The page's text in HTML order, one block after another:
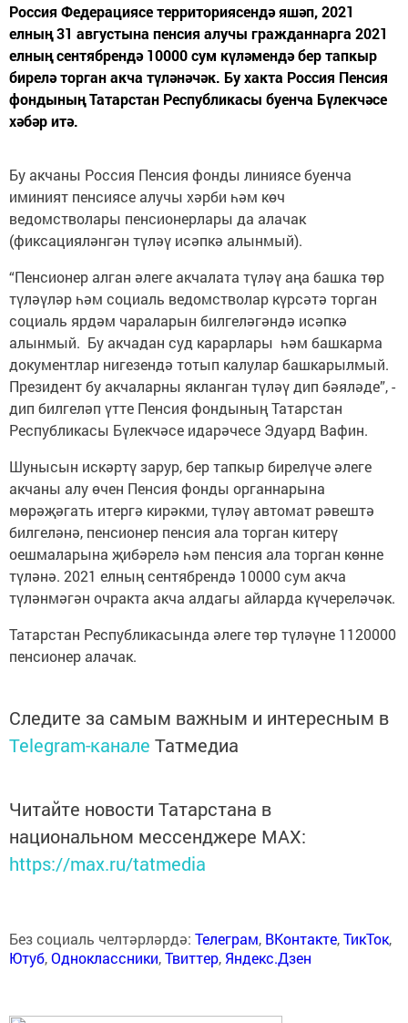
Россия Федерациясе территориясендә яшәп, 2021
елның 31 августына пенсия алучы гражданнарга 2021
елның сентябрендә 10000 сум күләмендә бер тапкыр
бирелә торган акча түләнәчәк. Бу хакта Россия Пенсия
фондының Татарстан Республикасы буенча Бүлекчәсе
хәбәр итә.
Бу акчаны Россия Пенсия фонды линиясе буенча
иминият пенсиясе алучы хәрби һәм көч
ведомстволары пенсионерлары да алачак
(фиксацияләнгән түләү исәпкә алынмый).
“Пенсионер алган әлеге акчалата түләү аңа башка төр
түләүләр һәм социаль ведомстволар күрсәтә торган
социаль ярдәм чараларын билгеләгәндә исәпкә
алынмый. Бу акчадан суд карарлары һәм башкарма
документлар нигезендә тотып калулар башкарылмый.
Президент бу акчаларны якланган түләү дип бәяләде”, -
дип билгеләп үтте Пенсия фондының Татарстан
Республикасы Бүлекчәсе идарәчесе Эдуард Вафин.
Шунысын искәртү зарур, бер тапкыр бирелүче әлеге
акчаны алу өчен Пенсия фонды органнарына
мөрәҗәгать итергә кирәкми, түләү автомат рәвештә
билгеләнә, пенсионер пенсия ала торган китерү
оешмаларына җибәрелә һәм пенсия ала торган көнне
түләнә. 2021 елның сентябрендә 10000 сум акча
түләнмәгән очракта акча алдагы айларда күчереләчәк.
Татарстан Республикасында әлеге төр түләүне 1120000
пенсионер алачак.
Следите за самым важным и интересным в
Telegram-канале Татмедиа
Читайте новости Татарстана в
национальном мессенджере MАХ:
https://max.ru/tatmedia
Без социаль челтәрләрдә: Телеграм, ВКонтакте,ТикТок,
Ютуб,Одноклассники,Твиттер, Яндекс.Дзен